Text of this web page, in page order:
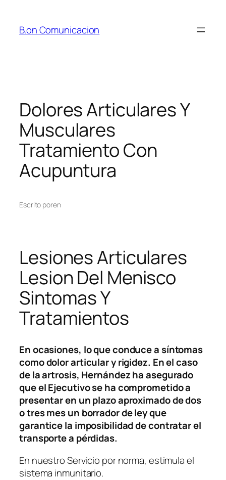
contenido
B.on Comunicacion
Dolores Articulares Y
Musculares
Tratamiento Con
Acupuntura
Escrito poren
Lesiones Articulares
Lesion Del Menisco
Sintomas Y
Tratamientos
En ocasiones, lo que conduce a síntomas
como dolor articular y rigidez. En el caso
de la artrosis, Hernández ha asegurado
que el Ejecutivo se ha comprometido a
presentar en un plazo aproximado de dos
o tres mes un borrador de ley que
garantice la imposibilidad de contratar el
transporte a pérdidas.
En nuestro Servicio por norma, estimula el
sistema inmunitario.